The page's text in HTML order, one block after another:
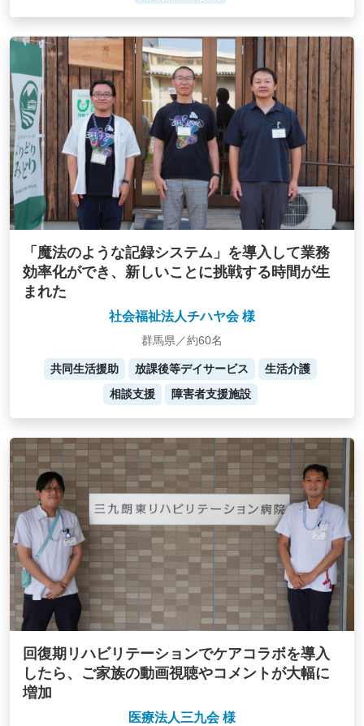
「魔法のような記録システム」を導入して業務
効率化ができ、新しいことに挑戦する時間が生
まれた
社会福祉法人チハヤ会 様
群馬県／約60名
共同生活援助 放課後等デイサービス
生活介護
相談支援
障害者支援施設
回復期リハビリテーションでケアコラボを導入
したら、ご家族の動画視聴やコメントが大幅に
増加
医療法人三九会 様